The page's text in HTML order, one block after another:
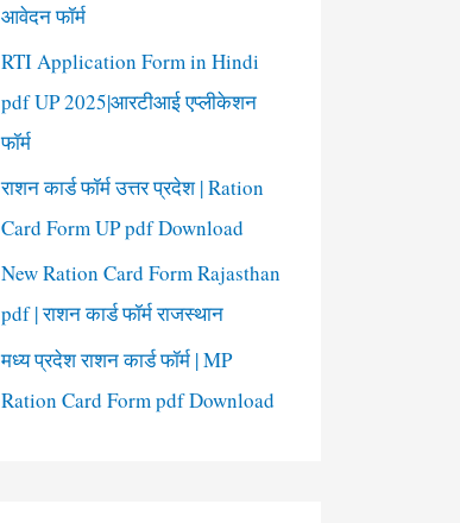
आवेदन फॉर्म
RTI Application Form in Hindi
pdf UP 2025|आरटीआई एप्लीकेशन
फॉर्म
राशन कार्ड फॉर्म उत्तर प्रदेश | Ration
Card Form UP pdf Download
New Ration Card Form Rajasthan
pdf | राशन कार्ड फॉर्म राजस्थान
मध्य प्रदेश राशन कार्ड फॉर्म | MP
Ration Card Form pdf Download